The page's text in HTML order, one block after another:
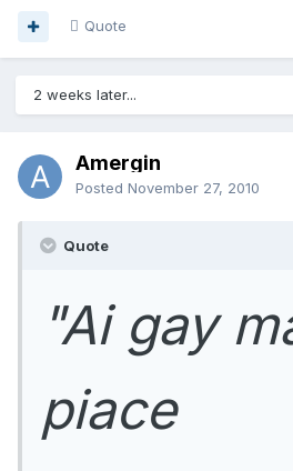
Quote
2 weeks later...
Amergin
Posted November 27, 2010
Quote
"Ai gay
piace